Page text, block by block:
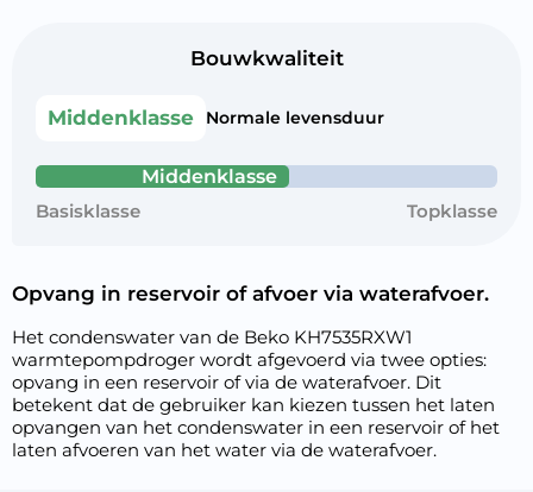
Bouwkwaliteit
Middenklasse Normale levensduur
Middenklasse
Basisklasse
Topklasse
Opvang in reservoir of afvoer via waterafvoer.
Het condenswater van de Beko KH7535RXW1
warmtepompdroger wordt afgevoerd via twee opties:
opvang in een reservoir of via de waterafvoer. Dit
betekent dat de gebruiker kan kiezen tussen het laten
opvangen van het condenswater in een reservoir of het
laten afvoeren van het water via de waterafvoer.